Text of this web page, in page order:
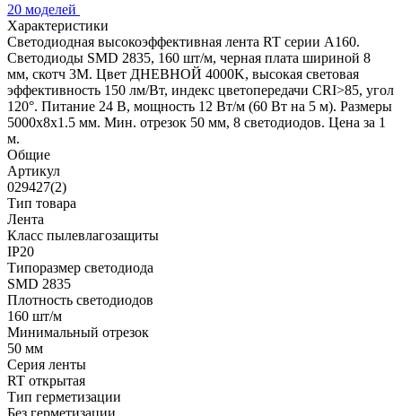
20 моделей
Характеристики
Светодиодная высокоэффективная лента RT серии A160.
Светодиоды SMD 2835, 160 шт/м, черная плата шириной 8
мм, скотч 3M. Цвет ДНЕВНОЙ 4000K, высокая световая
эффективность 150 лм/Вт, индекс цветопередачи CRI>85, угол
120°. Питание 24 В, мощность 12 Вт/м (60 Вт на 5 м). Размеры
5000x8x1.5 мм. Мин. отрезок 50 мм, 8 светодиодов. Цена за 1
м.
Общие
Артикул
029427(2)
Тип товара
Лента
Класс пылевлагозащиты
IP20
Типоразмер светодиода
SMD 2835
Плотность светодиодов
160 шт/м
Минимальный отрезок
50 мм
Серия ленты
RT открытая
Тип герметизации
Без герметизации